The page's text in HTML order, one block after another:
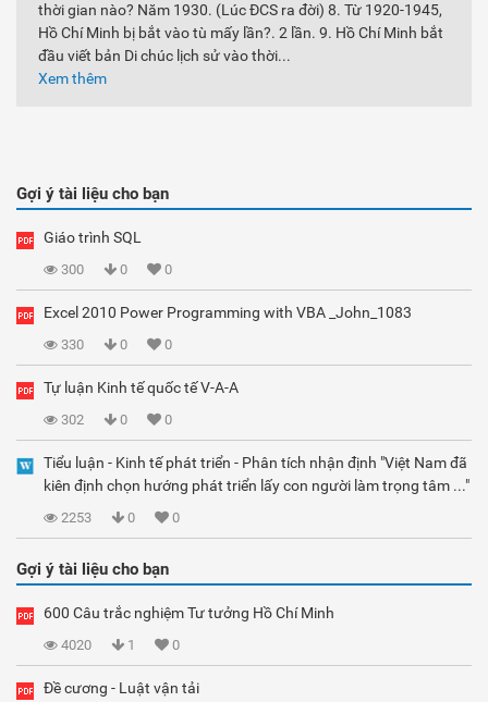
thời gian nào? Năm 1930. (Lúc ĐCS ra đời) 8. Từ 1920-1945,
Hồ Chí Minh bị bắt vào tù mấy lần?. 2 lần. 9. Hồ Chí Minh bắt
đầu viết bản Di chúc lịch sử vào thời...
Xem thêm
Gợi ý tài liệu cho bạn
Giáo trình SQL
300 0 0
Excel 2010 Power Programming with VBA _John_1083
330 0 0
Tự luận Kinh tế quốc tế V-A-A
302 0 0
Tiểu luận - Kinh tế phát triển - Phân tích nhận định "Việt Nam đã
kiên định chọn hướng phát triển lấy con người làm trọng tâm ..."
2253 0 0
Gợi ý tài liệu cho bạn
600 Câu trắc nghiệm Tư tưởng Hồ Chí Minh
4020 1 0
Đề cương - Luật vận tải